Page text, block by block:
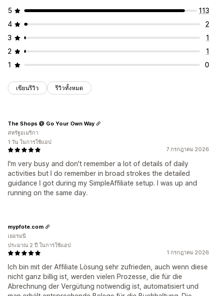
5
113
4
2
3
1
2
1
1
0
เขียนรีวิว รีวิวทั้งหมด
7 กรกฎาคม 2026
I'm very busy and don't remember a lot of details of daily
activities but I do remember in broad strokes the detailed
guidance I got during my SimpleAffiliate setup. I was up and
running on the same day.
The Shops @ Go Your Own Way
สหรัฐอเมริกา
1 วัน ในการใช้แอป
1 กรกฎาคม 2026
Ich bin mit der Affiliate Lösung sehr zufrieden, auch wenn diese
nicht ganz billig ist, werden vielen Prozesse, die für die
Abrechnung der Vergütung notwendig ist, automatisiert und
mypfote.com
เยอรมนี
ประมาณ 2 ปี ในการใช้แอป